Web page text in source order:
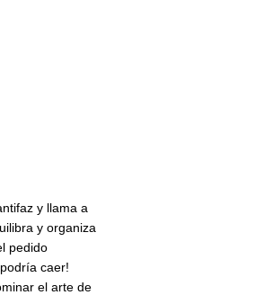
y llama a
y organiza
pedido
caer!
el arte de